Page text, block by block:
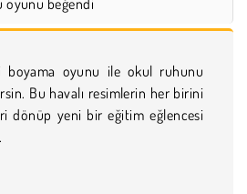
boyama oyunu ile okul ruhunu
Bu havalı resimlerin her birini
dönüp yeni bir eğitim eğlencesi